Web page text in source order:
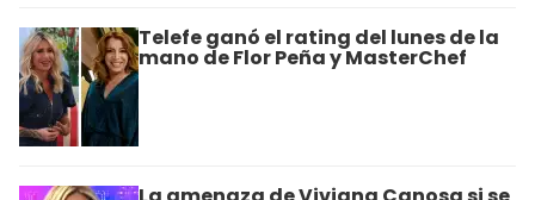
Telefe ganó el rating del lunes de la
mano de Flor Peña y MasterChef